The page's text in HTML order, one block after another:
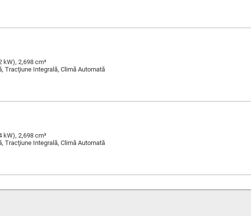
kW), 2,698 cm³
Tracţiune Integrală, Climă Automată
kW), 2,698 cm³
Tracţiune Integrală, Climă Automată